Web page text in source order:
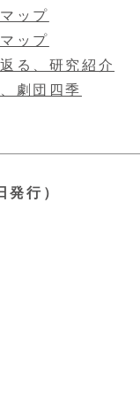
ップ
ップ
る、研究紹介
劇団四季
行）